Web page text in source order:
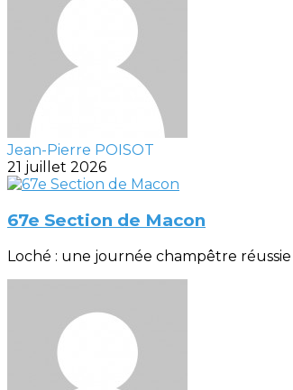
Jean-Pierre POISOT
21 juillet 2026
67e Section de Macon
Loché : une journée champêtre réussie